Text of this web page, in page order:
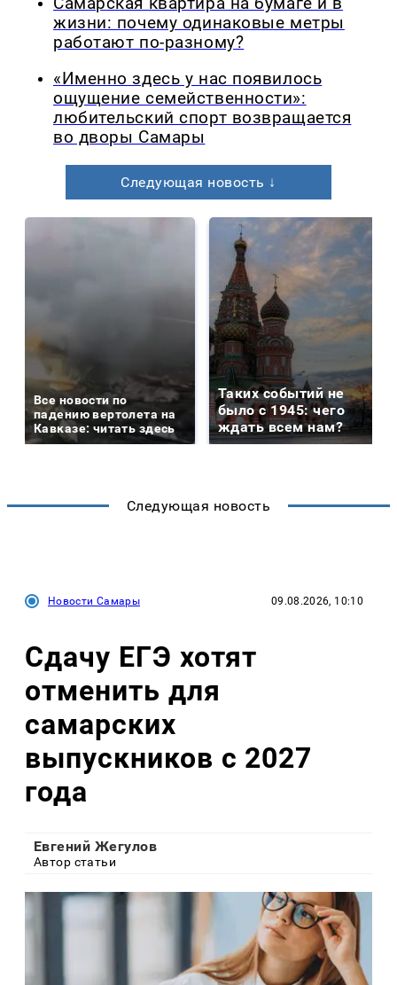
жизни: почему одинаковые метры
работают по-разному?
«Именно здесь у нас появилось
ощущение семейственности»:
любительский спорт возвращается
во дворы Самары
Следующая новость ↓
Все новости по
падению вертолета на
Кавказе: читать здесь
Таких событий не
было с 1945: чего
ждать всем нам?
Следующая новость
Новости Самары 09.08.2026, 10:10
Сдачу ЕГЭ хотят
отменить для
самарских
выпускников с 2027
года
Евгений Жегулов
Автор статьи